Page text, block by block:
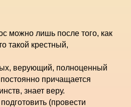
можно лишь после того, как
такой крестный,
верующий, полноценный
причащается
знает веру.
(провести